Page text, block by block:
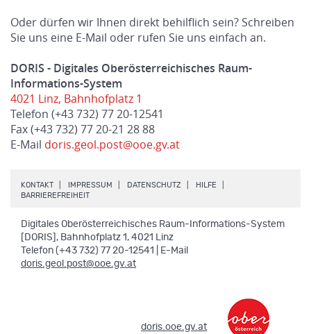
Oder dürfen wir Ihnen direkt behilflich sein? Schreiben
Sie uns eine E-Mail oder rufen Sie uns einfach an.
DORIS - Digitales Oberösterreichisches Raum-
Informations-System
4021 Linz, Bahnhofplatz 1
Telefon (+43 732) 77 20-12541
Fax (+43 732) 77 20-21 28 88
E-Mail doris.geol.post@ooe.gv.at
KONTAKT IMPRESSUM DATENSCHUTZ HILFE
BARRIEREFREIHEIT.
Digitales Oberösterreichisches Raum-Informations-System
[DORIS], Bahnhofplatz 1, 4021 Linz
Telefon (+43 732) 77 20-12541 | E-Mail
doris.geol.post@ooe.gv.at
doris.ooe.gv.at.